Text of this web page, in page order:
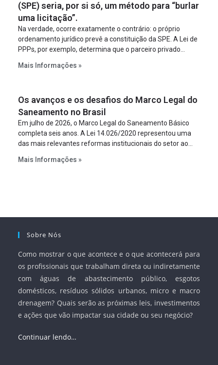
(SPE) seria, por si só, um método para “burlar
uma licitação”.
Na verdade, ocorre exatamente o contrário: o próprio
ordenamento jurídico prevê a constituição da SPE. A Lei de
PPPs, por exemplo, determina que o parceiro privado
empreendimento. Ou seja, a suposta “fraude à licitação” é
projeto a projeto.
Mais Informações »
Os avanços e os desafios do Marco Legal do
Saneamento no Brasil
Em julho de 2026, o Marco Legal do Saneamento Básico
completa seis anos. A Lei 14.026/2020 representou uma
das mais relevantes reformas institucionais do setor ao
serviços, ampliar a participação da iniciativa privada,
Mais Informações »
Sobre Nós
Como mostrar o que acontece e o que acontecerá para
os profissionais que trabalham direta ou indiretamente
com águas de abastecimento público, esgotos
domésticos, resíduos sólidos urbanos, micro e macro
drenagem? Quais serão as próximas leis, investimentos
e ações que vão impactar sua cidade ou seu negócio?
Continuar lendo…